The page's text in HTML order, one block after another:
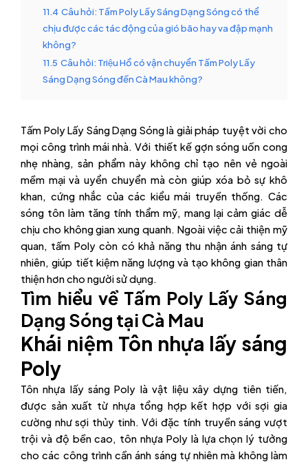
11.4 Câu hỏi: Tấm Poly Lấy Sáng Dạng Sóng có thể
chịu được các tác động của gió bão hay va đập mạnh
không?
11.5 Câu hỏi: Triệu Hổ có vận chuyển Tấm Poly Lấy
Sáng Dạng Sóng đến Cà Mau không?
Tấm Poly Lấy Sáng Dạng Sóng là giải pháp tuyệt vời cho
mọi công trình mái nhà. Với thiết kế gợn sóng uốn cong
nhẹ nhàng, sản phẩm này không chỉ tạo nên vẻ ngoài
mềm mại và uyển chuyển mà còn giúp xóa bỏ sự khô
khan, cứng nhắc của các kiểu mái truyền thống. Các
sóng tôn làm tăng tính thẩm mỹ, mang lại cảm giác dễ
chịu cho không gian xung quanh. Ngoài việc cải thiện mỹ
quan, tấm Poly còn có khả năng thu nhận ánh sáng tự
nhiên, giúp tiết kiệm năng lượng và tạo không gian thân
thiện hơn cho người sử dụng.
Tìm hiểu về Tấm Poly Lấy Sáng
Dạng Sóng tại Cà Mau
Khái niệm Tôn nhựa lấy sáng
Poly
Tôn nhựa lấy sáng Poly là vật liệu xây dựng tiên tiến,
được sản xuất từ nhựa tổng hợp kết hợp với sợi gia
cường như sợi thủy tinh. Với đặc tính truyền sáng vượt
trội và độ bền cao, tôn nhựa Poly là lựa chọn lý tưởng
cho các công trình cần ánh sáng tự nhiên mà không làm